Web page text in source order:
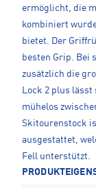
ermöglicht, die
kombiniert
bietet. Der
besten Grip. Bei
zusätzlich die
Lock 2 plus lässt
mühelos
Skitourenstock
ausgestattet,
Fell unterstützt.